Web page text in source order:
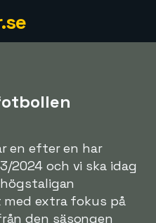
en efter en har
2024 och vi ska idag
med extra fokus på
den säsongen